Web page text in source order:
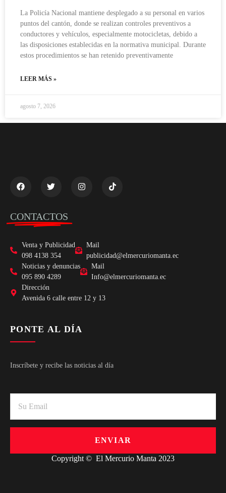
La Policía Nacional mantiene desplegado a su personal en varios
puntos del cantón, donde se realizan controles preventivos a
conductores y vehículos, especialmente motocicletas, debido a
las disposiciones establecidas en la normativa municipal. Durante
estos procedimientos se han retenido preventivamente
LEER MÁS »
agosto 7, 2026
CONTACTOS
Venta y Publicidad
098 4138 354
Mail
publicidad@elmercuriomanta.ec
Noticias y denuncias
095 890 4289
Mail
Info@elmercuriomanta.ec
Dirección
Avenida 6 calle entre 12 y 13
PONTE AL DÍA
Inscríbete y recibe las noticias al día
ENVIAR
Copyright © El Mercurio Manta 2023